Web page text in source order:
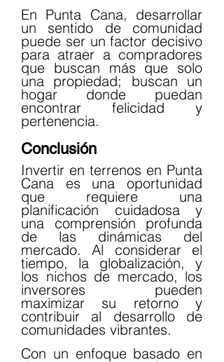
En Punta Cana, desarrollar
un sentido de comunidad
puede ser un factor decisivo
para atraer a compradores
que buscan más que solo
una propiedad; buscan un
hogar donde puedan
encontrar felicidad y
pertenencia.
Conclusión
Invertir en terrenos en Punta
Cana es una oportunidad
que requiere una
planificación cuidadosa y
una comprensión profunda
de las dinámicas del
mercado. Al considerar el
tiempo, la globalización, y
los nichos de mercado, los
inversores pueden
maximizar su retorno y
contribuir al desarrollo de
comunidades vibrantes.
Con un enfoque basado en